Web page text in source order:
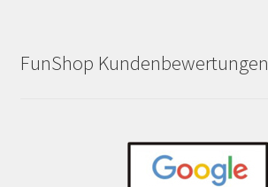
FunShop Kundenbewertungen